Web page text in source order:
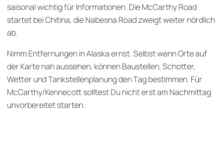
saisonal wichtig für Informationen. Die McCarthy Road
startet bei Chitina, die Nabesna Road zweigt weiter nördlich
ab.
Nimm Entfernungen in Alaska ernst. Selbst wenn Orte auf
der Karte nah aussehen, können Baustellen, Schotter,
Wetter und Tankstellenplanung den Tag bestimmen. Für
McCarthy/Kennecott solltest Du nicht erst am Nachmittag
unvorbereitet starten.